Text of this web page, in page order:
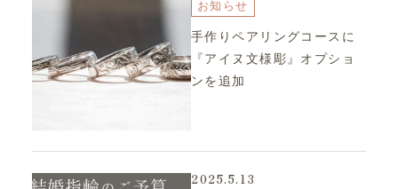
お知らせ
手作りペアリングコースに
『アイヌ文様彫』オプショ
ンを追加
2025.5.13